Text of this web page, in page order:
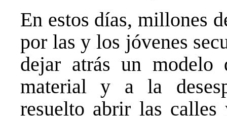
En estos días, millones
por las y los jóvenes
dejar atrás un modelo
material y a la
resuelto abrir las calles